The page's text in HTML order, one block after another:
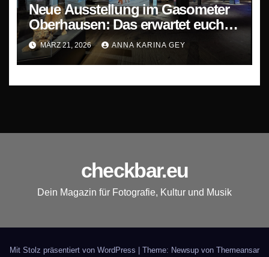
Neue Ausstellung im Gasometer
Oberhausen: Das erwartet euch
bei „Mythos Wald“
MÄRZ 21, 2026 ANNA KARINA GEY
checkbar.eu
Dein Magazin für Fotografie, Kultur und Musik
Mit Stolz präsentiert von WordPress Theme: Newsup von Themeansar